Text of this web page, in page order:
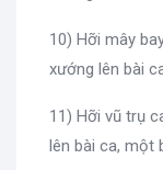
10) Hỡi mây
xướng lên bài
11) Hỡi vũ trụ
lên bài ca, một